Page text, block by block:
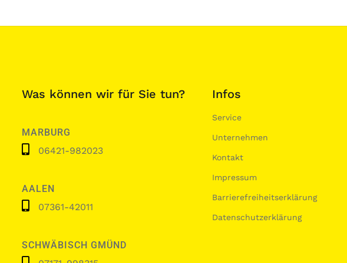
Was können wir für Sie tun?
MARBURG
06421-982023
AALEN
07361-42011
SCHWÄBISCH GMÜND
Infos
Service
Unternehmen
Kontakt
Impressum
Barrierefreiheitserklärung
Datenschutzerklärung